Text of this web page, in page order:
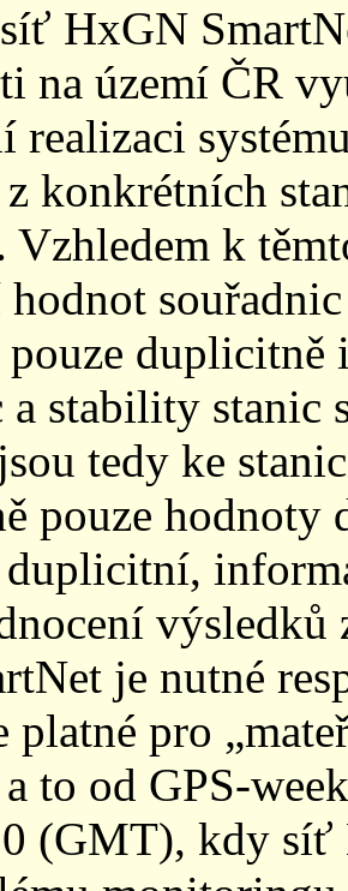
HxGN
na území ČR
realizaci
konkrétních
Vzhledem k
hodnot
pouze
a stability stanic
tedy ke
pouze
je nutné
platné pro
to od GPS-
(GMT), kdy síť